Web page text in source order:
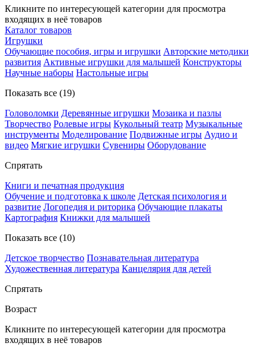
Кликните по интересующей категории для просмотра
входящих в неё товаров
Каталог товаров
Игрушки
Обучающие пособия, игры и игрушки Авторские методики
развития Активные игрушки для малышей Конструкторы
Научные наборы Настольные игры
Показать все (19)
Головоломки Деревянные игрушки Мозаика и пазлы
Творчество Ролевые игры Кукольный театр Музыкальные
инструменты Моделирование Подвижные игры Аудио и
видео Мягкие игрушки Сувениры Оборудование
Спрятать
Книги и печатная продукция
Обучение и подготовка к школе Детская психология и
развитие Логопедия и риторика Обучающие плакаты
Картография Книжки для малышей
Показать все (10)
Детское творчество Познавательная литература
Художественная литература Канцелярия для детей
Спрятать
Возраст
Кликните по интересующей категории для просмотра
входящих в неё товаров